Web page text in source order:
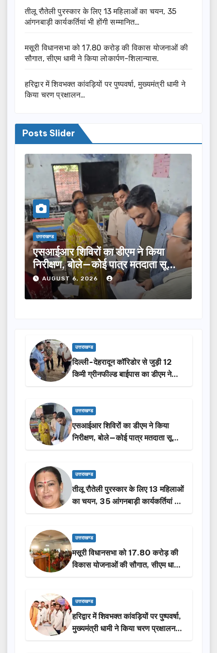
तीलू रौतेली पुरस्कार के लिए 13 महिलाओं का चयन, 35
आंगनबाड़ी कार्यकर्तियां भी होंगी सम्मानित…
मसूरी विधानसभा को 17.80 करोड़ की विकास योजनाओं की
सौगात, सीएम धामी ने किया लोकार्पण-शिलान्यास.
हरिद्वार में शिवभक्त कांवड़ियों पर पुष्पवर्षा, मुख्यमंत्री धामी ने
किया चरण प्रक्षालन…
Posts Slider
उत्तराखण्ड
एसआईआर शिविरों का डीएम ने किया
निरीक्षण, बोले—कोई पात्र मतदाता सूची
से न छूटे…
AUGUST 6, 2026
तीलू
का
उत्तराखण्ड
दिल्ली-देहरादून कॉरिडोर से जुड़ी 12
किमी ग्रीनफील्ड बाईपास का डीएम ने
किया निरीक्षण…
उत्तराखण्ड
एसआईआर शिविरों का डीएम ने किया
निरीक्षण, बोले—कोई पात्र मतदाता सूची
से न छूटे…
उत्तराखण्ड
तीलू रौतेली पुरस्कार के लिए 13 महिलाओं
का चयन, 35 आंगनबाड़ी कार्यकर्तियां भी
होंगी सम्मानित…
उत्तराखण्ड
मसूरी विधानसभा को 17.80 करोड़ की
विकास योजनाओं की सौगात, सीएम धामी
ने किया लोकार्पण-शिलान्यास.
उत्तराखण्ड
हरिद्वार में शिवभक्त कांवड़ियों पर पुष्पवर्षा,
मुख्यमंत्री धामी ने किया चरण प्रक्षालन…